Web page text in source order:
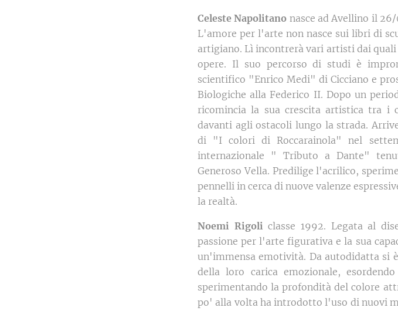
Celeste Napolitano nasce ad Avellino il
L'amore per l'arte non nasce sui libri di
artigiano. Lì incontrerà vari artisti dai quali
opere. Il suo percorso di studi è
scientifico "Enrico Medi" di Cicciano e
Biologiche alla Federico II. Dopo un
ricomincia la sua crescita artistica tra i
davanti agli ostacoli lungo la strada.
di "I colori di Roccarainola" nel
internazionale " Tributo a Dante"
Generoso Vella. Predilige l'acrilico,
pennelli in cerca di nuove valenze
la realtà.
Noemi Rigoli classe 1992. Legata al
passione per l'arte figurativa e la sua
un'immensa emotività. Da autodidatta si
della loro carica emozionale,
sperimentando la profondità del colore
po' alla volta ha introdotto l'uso di nuovi